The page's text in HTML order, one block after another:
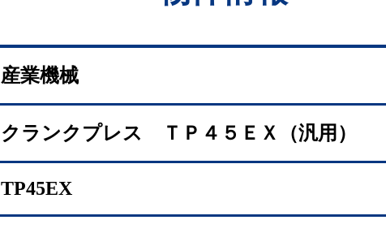
産業機械
クランクプレス ＴＰ４５ＥＸ（汎用）
TP45EX